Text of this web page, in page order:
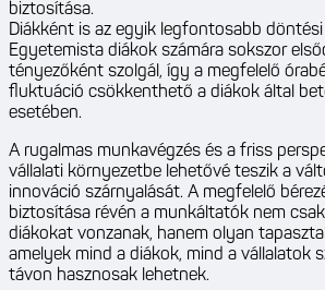
biztosítása.
Diákként is az egyik legfontosabb
Egyetemista diákok számára sokszor
tényezőként szolgál, így a megfelelő
fluktuáció csökkenthető a diákok által
esetében.
A rugalmas munkavégzés és a friss
vállalati környezetbe lehetővé teszik a
innováció szárnyalását. A megfelelő
biztosítása révén a munkáltatók nem
diákokat vonzanak, hanem olyan
amelyek mind a diákok, mind a vállalatok
távon hasznosak lehetnek.